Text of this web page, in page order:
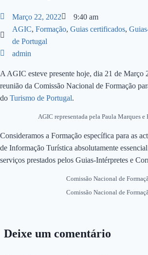
Março 22, 2022
9:40 am
AGIC, Formação, Guias certificados,
de Portugal
admin
A AGIC esteve presente hoje, dia 21 de Março
reunião da Comissão Nacional de Formação
do Turismo de Portugal.
AGIC representada pela Paula Marques e
Consideramos a Formação específica para as
de Informação Turística absolutamente
serviços prestados pelos Guias-Intérpretes e
Comissão Nacional de
Comissão Nacional de
Deixe um comentário